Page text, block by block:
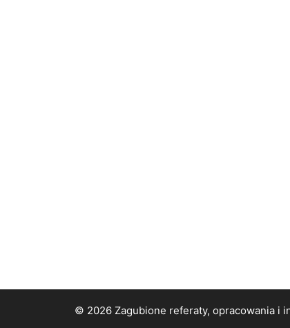
© 2026 Zagubione referaty, opracowania i